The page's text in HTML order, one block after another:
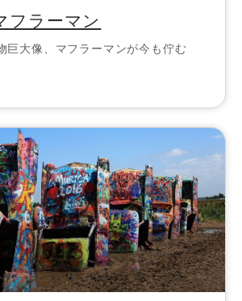
フラーマン
巨大像、マフラーマンが今も佇む